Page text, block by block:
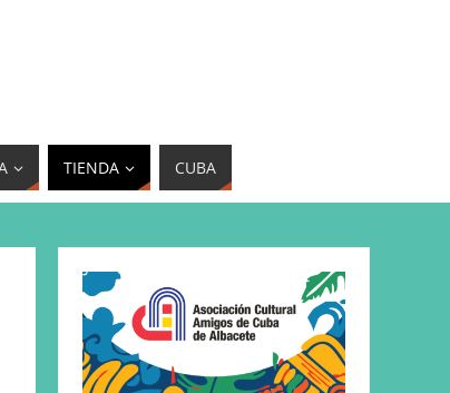
TIENDA CUBA